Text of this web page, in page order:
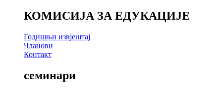
КОМИСИЈА ЗА ЕДУКАЦИЈЕ
Годишњи извјештај
Чланови
Контакт
семинари